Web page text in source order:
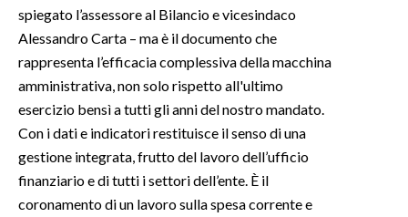
3 MINUTI CON
INSULARITÀ
INFO AZIENDE
ABBONATI
ANNUNCI
NECROLOGI
spiegato l’assessore al Bilancio e vicesindaco
Alessandro Carta – ma è il documento che
rappresenta l’efficacia complessiva della macchina
amministrativa, non solo rispetto all'ultimo
esercizio bensì a tutti gli anni del nostro mandato.
Con i dati e indicatori restituisce il senso di una
gestione integrata, frutto del lavoro dell’ufficio
finanziario e di tutti i settori dell’ente. È il
coronamento di un lavoro sulla spesa corrente e